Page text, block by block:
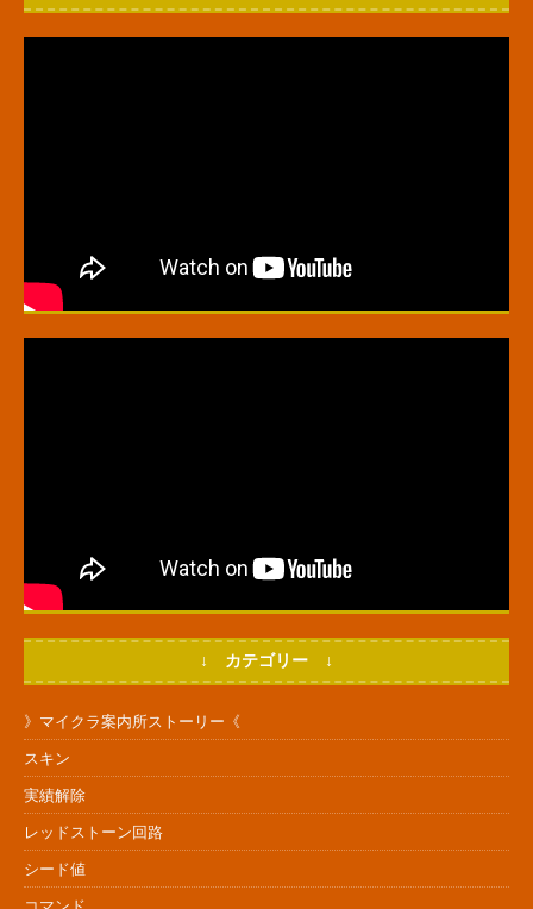
↓ カテゴリー ↓
》マイクラ案内所ストーリー《
スキン
実績解除
レッドストーン回路
シード値